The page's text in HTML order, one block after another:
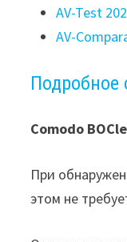
AV-Test
AV-
Подробное
Comodo
При
этом не